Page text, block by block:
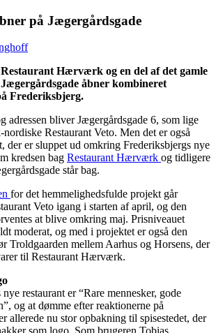
på Jægergårdsgade
Hærværk og en del af det gamle
åbner kombineret
Frederiksbjerg.
adressen bliver Jægergårdsgade 6, som lige
nordiske Restaurant Veto. Men det er også
der er sluppet ud omkring Frederiksbjergs nye
kredsen bag Restaurant Hærværk og tidligere
står bag.
for det hemmelighedsfulde projekt går
Veto igang i starten af april, og den
at blive omkring maj. Prisniveauet
moderat, og med i projektet er også den
Troldgaarden mellem Aarhus og Horsens, der
til Restaurant Hærværk.
restaurant er “Rare mennesker, gode
og at dømme efter reaktionerne på
allerede nu stor opbakning til spisestedet, der